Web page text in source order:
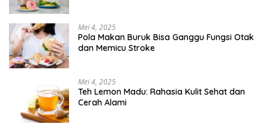
Mei 4, 2025
Pola Makan Buruk Bisa Ganggu Fungsi Otak
dan Memicu Stroke
Mei 4, 2025
Teh Lemon Madu: Rahasia Kulit Sehat dan
Cerah Alami